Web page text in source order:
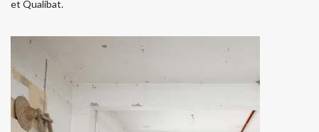
et Qualibat.